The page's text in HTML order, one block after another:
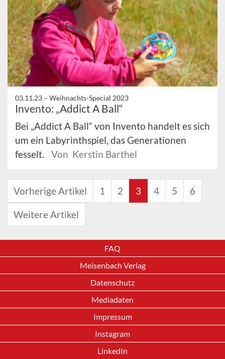
03.11.23 – Weihnachts-Special 2023
Invento: „Addict A Ball“
Bei „Addict A Ball“ von Invento handelt es sich
um ein Labyrinthspiel, das Generationen
fesselt.
Von Kerstin Barthel
Vorherige Artikel 1 2 3 4 5 6
Weitere Artikel
FAQ
Meisenbach Verlag
Datenschutz
Mediadaten
Impressum
Instagram
LinkedIn